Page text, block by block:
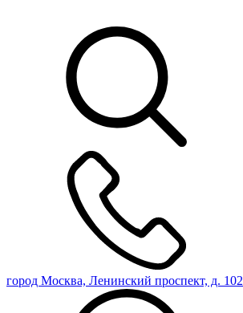
город Москва, Ленинский проспект, д. 102